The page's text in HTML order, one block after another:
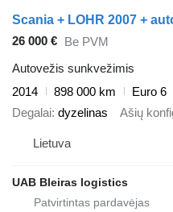
Scania + LOHR 2007 +
26 000 €
Be PVM
Autovežis sunkvežimis
2014
898 000 km
Euro 6
Degalai dyzelinas Ašių
Lietuva
UAB Bleiras logistics